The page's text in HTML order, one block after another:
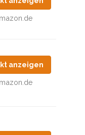
anzeigen